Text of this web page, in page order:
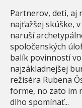
Partnerov, deti, aj
najťažšej skúške,
naruší
spoločenských
balík povinností
najzákladnejšej
režiséra Rubena
forme, no zato im
dlho spomínať...